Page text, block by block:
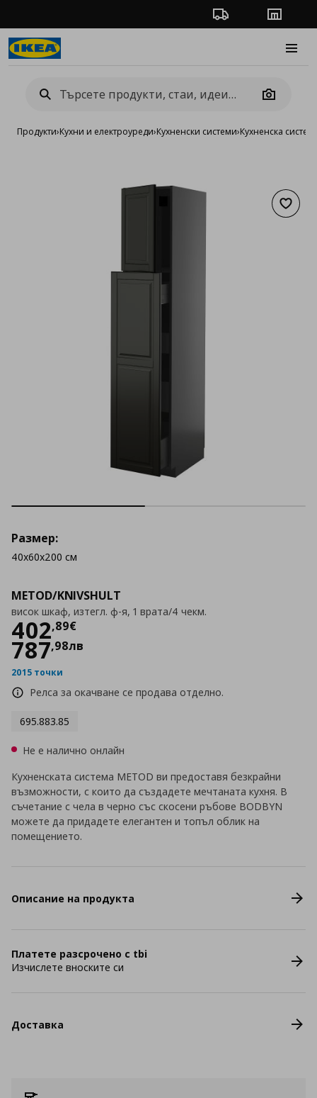
Проследяване на
Camera
Продукти›Кухни и електроуреди›Кухненски системи›Кухненска
METOD/KNIVSHULT
висок шкаф, изтегл. ф-я, 1 врата/4 чекм.
402,89€
Цена402,89 €
787,98лв
2015 точки
Релса за окачване се продава отделно.
695.883.85
Размер:
40x60x200 см
Не е налично онлайн
Кухненската система METOD ви предоставя безкрайни
възможности, с които да създадете мечтаната кухня. В
съчетание с чела в черно със скосени ръбове BODBYN
можете да придадете елегантен и топъл облик на
помещението.
Описание на продукта
Платете разсрочено с tbi
Изчислете вноските си
Доставка